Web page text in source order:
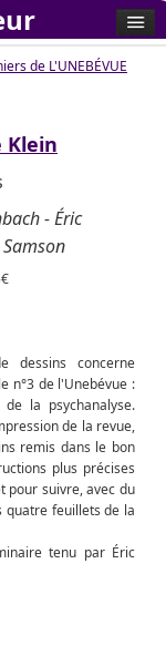
de L'UNEBÉVUE
Klein
- Éric
dessins concerne
n°3 de l'Unebévue :
la psychanalyse.
de la revue,
remis dans le bon
plus précises
pour suivre, avec du
quatre feuillets de la
tenu par Éric